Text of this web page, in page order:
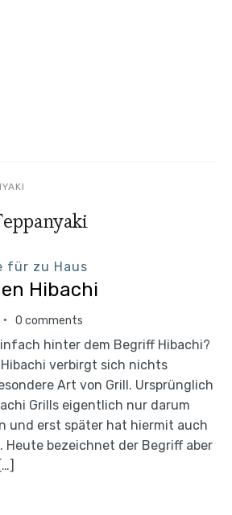
für zu Haus
Hibachi
0 comments
hinter dem Begriff Hibachi?
verbirgt sich nichts
Art von Grill. Ursprünglich
Grills eigentlich nur darum
und erst später hat hiermit auch
Heute bezeichnet der Begriff aber